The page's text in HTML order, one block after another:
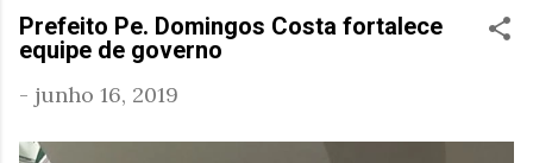
Prefeito Pe. Domingos Costa fortalece
equipe de governo
- junho 16, 2019